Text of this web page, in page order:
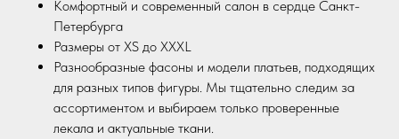
Комфортный и современный салон в сердце Санкт-
Петербурга
Размеры от XS до XXXL
Разнообразные фасоны и модели платьев, подходящих
для разных типов фигуры. Мы тщательно следим за
ассортиментом и выбираем только проверенные
лекала и актуальные ткани.